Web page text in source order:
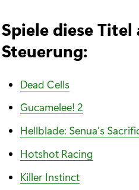
Spiele diese
Steuerung:
Dead Cells
Gucamelee! 2
Hellblade: Senua's
Hotshot Racing
Killer Instinct